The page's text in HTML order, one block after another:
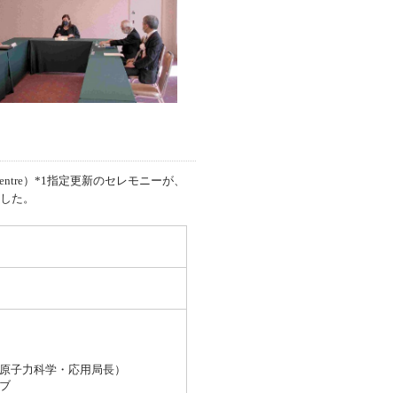
）*1指定更新のセレモニーが、
た。
子力科学・応用局長）